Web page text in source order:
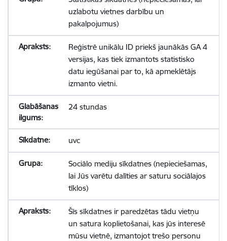
uzlabotu vietnes darbību un
pakalpojumus)
Reģistrē unikālu ID priekš jaunākās GA 4
versijas, kas tiek izmantots statistisko
datu iegūšanai par to, kā apmeklētājs
izmanto vietni.
24 stundas
uvc
Sociālo mediju sīkdatnes (nepieciešamas,
lai Jūs varētu dalīties ar saturu sociālajos
tīklos)
Šīs sīkdatnes ir paredzētas tādu vietņu
un satura koplietošanai, kas jūs interesē
mūsu vietnē, izmantojot trešo personu